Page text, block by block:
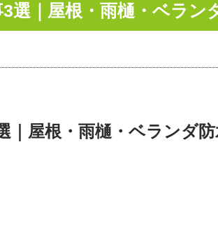
選｜屋根・雨樋・ベラン
｜屋根・雨樋・ベランダ